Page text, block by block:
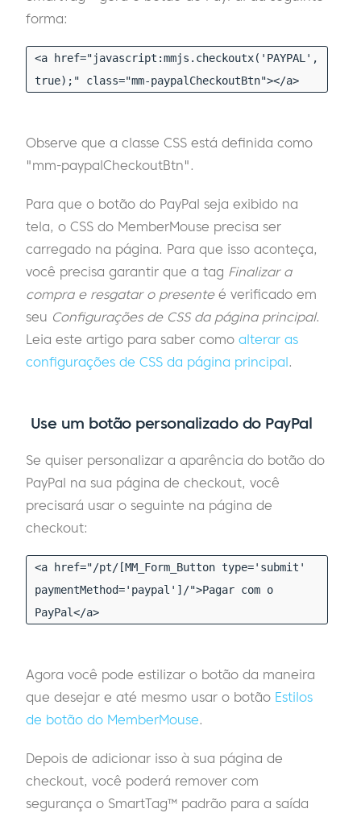
forma:
<a href="javascript:mmjs.checkoutx('PAYPAL',
true);" class="mm-paypalCheckoutBtn"></a>
Observe que a classe CSS está definida como
"mm-paypalCheckoutBtn".
Para que o botão do PayPal seja exibido na
tela, o CSS do MemberMouse precisa ser
carregado na página. Para que isso aconteça,
você precisa garantir que a tag Finalizar a
compra e resgatar o presenteé verificado em
seu Configurações de CSS da página principal.
Leia este artigo para saber como alterar as
configurações de CSS da página principal.
Use um botão personalizado do PayPal
Se quiser personalizar a aparência do botão do
PayPal na sua página de checkout, você
precisará usar o seguinte na página de
checkout:
<a href="/pt/[MM_Form_Button type='submit'
paymentMethod='paypal']/">Pagar com o
PayPal</a>
Agora você pode estilizar o botão da maneira
que desejar e até mesmo usar o botão Estilos
de botão do MemberMouse.
Depois de adicionar isso à sua página de
checkout, você poderá remover com
segurança o SmartTag™ padrão para a saída